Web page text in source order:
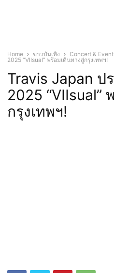
Home ข่าวบันเทิง Concert & Event
2025 “VIIsual” พร้อมเดินทางสู่กรุงเทพฯ!
Travis Japan ป
2025 “VIIsual”
กรุงเทพฯ!